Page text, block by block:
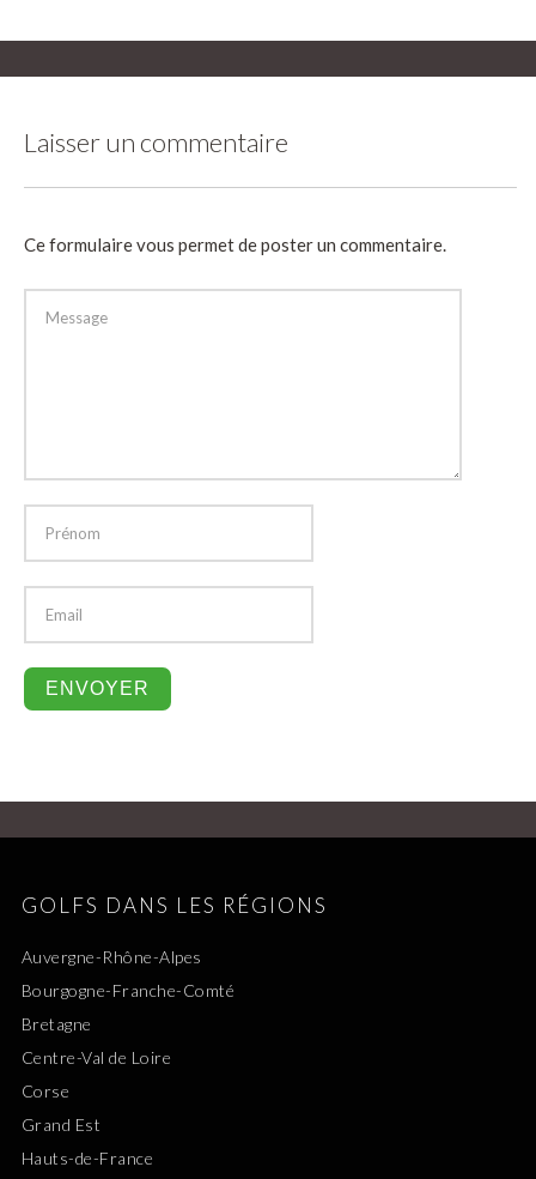
Laisser un commentaire
Ce formulaire vous permet de poster un commentaire.
GOLFS DANS LES RÉGIONS
Auvergne-Rhône-Alpes
Bourgogne-Franche-Comté
Bretagne
Centre-Val de Loire
Corse
Grand Est
Hauts-de-France